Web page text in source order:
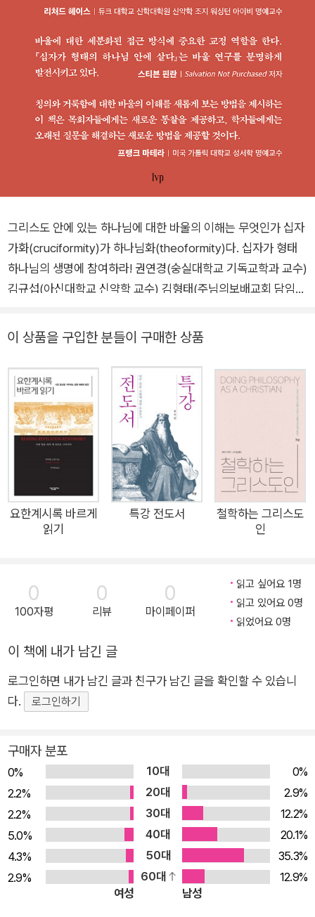
그리스도 안에 있는 하나님에 대한 바울의 이해는 무엇인가 십자
가화(cruciformity)가 하나님화(theoformity)다. 십자가 형태
하나님의 생명에 참여하라! 권연경(숭실대학교 기독교학과 교수)
김규섭(아신대학교 신약학 교수) 김형태(주님의보배교회 담임목
아이비 명예교수) 스티븐 핀란(Salvation Not Purchased 저
그리스도 안에서의 구원에 대한 바울의 견해를 이해하는 데 있어
핵심 내러티브인 케노시스, 칭의, 테오시스를 연구한 책이다. 바
울의 구원론에 대한 이 획기적인 연구에서 마이클 고먼은 십자가
형태(십자가를 닮는 모습)가 곧 테오시스(하나님을 닮는 모습)
며, 바울 구원론의 핵심이 하나님을 닮아 가는 것에 있다고 주장
한다. 성령에 힘입어 십자가에 못 박히고 부활하신 성육신 그리스
도에 동화됨으로써, 하나님의 케노시스적이고 십자가 형태인 성
품에 변혁적으로 참여하라! 십자가화(cruciformity)가 곧 하나
님화(theoformity)다 『십자가 형태의 하나님 안에 살다』는 마이
였다”를 초점 삼아 개진한 연구다. 이 주장이 옳다면, 십자가화는
하나님화, 또는 테오시스라고 할 수 있는데, 이 책은 전작에서 충
자는 바울의 구원론의 토대를 구축하는 빌립보서 2:6-11 내러티
브 구조에 드러난 그리스도의 내러티브적 정체성이 궁극적으로
는 하나님의 내러티브적 정체성의 계시라고 주장한다. 말하자면
이 본문이 그리스도를 하나님으로 계시한다는 것이다. 다시 말해,
아니라 오히려 [z]’, 즉 ‘[신분]인데도 [이기심]이 아니라 오히려
[이타심]’으로 묘사할 수 있는 분으로 계시한다. 성육신과 십자가
와 승귀가 드러낸 것은 그리스도의 진정한 신성만이 아닌, 아담과
대비되는 그의 진정한 인성이다. 따라서 참된 인간이 된다는 것은
그리스도를 닮는 것이며, 그것은 곧 하나님을 닮는 것을 의미한
다. 따라서 저자는 십자가화, 즉 성육신하고 십자가에 못 박힌 그
리스도와 동화되는 것이 진정으로 하나님화이며, 그리스도 안에
계시된 하나님의 형상으로 성령에 참여함으로써 탈바꿈되는 과
이 상품을 구입한 분들이 구매한 상품
요한계시록 바르게
읽기
특강 전도서
철학하는 그리스도
인
0
100자평
0
리뷰
0
마이페이퍼
읽고 싶어요 1명
읽고 있어요 0명
읽었어요 0명
이 책에 내가 남긴 글
로그인하면 내가 남긴 글과 친구가 남긴 글을 확인할 수 있습니
다.
로그인하기
구매자 분포
0% 10대
0%
2.2%
20대
2.9%
2.2%
30대
12.2%
5.0%
40대
20.1%
4.3%
50대
35.3%
2.9%
60대
12.9%
여성
남성